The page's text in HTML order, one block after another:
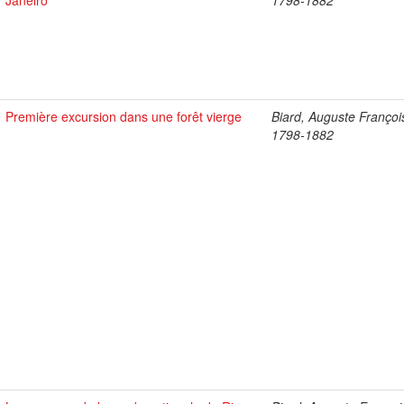
Première excursion dans une forêt vierge
Biard, Auguste
1798-1882